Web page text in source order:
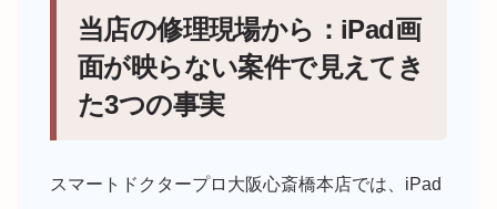
当店の修理現場から：iPad画
面が映らない案件で見えてき
た3つの事実
スマートドクタープロ大阪心斎橋本店では、iPad